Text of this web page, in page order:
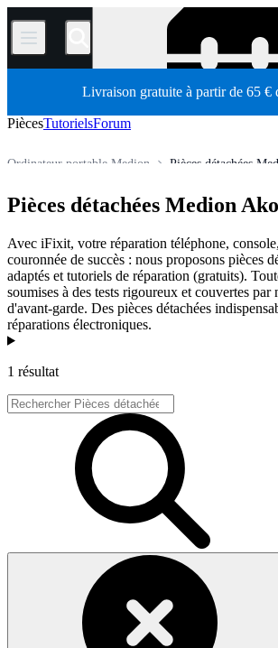
/
Livraison gratuite à partir de 65 €
PiècesTutorielsForum
Pièces détachées
Ordinateur portable Medion
Pièces détachées Medion
Avec iFixit, votre réparation téléphone,
couronnée de succès : nous proposons pièces
adaptés et tutoriels de réparation (gratuits).
soumises à des tests rigoureux et couvertes par
d'avant-garde. Des pièces détachées
réparations électroniques.
Produits
1 résultat